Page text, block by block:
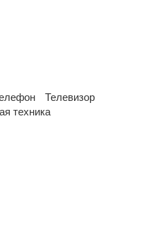
Телевизор
техника